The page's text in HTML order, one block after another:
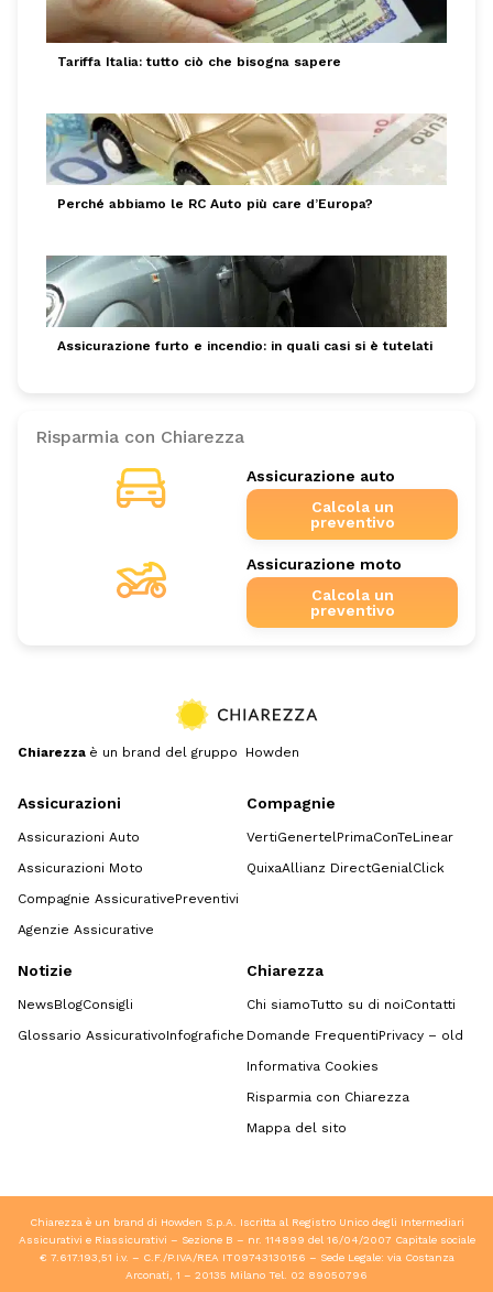
Tariffa Italia: tutto ciò che bisogna sapere
Perché abbiamo le RC Auto più care d’Europa?
Assicurazione furto e incendio: in quali casi si è tutelati
Risparmia con Chiarezza
Assicurazione auto
Calcola un
preventivo
Assicurazione moto
Calcola un
preventivo
Chiarezza è un brand del gruppo Howden
Assicurazioni
Assicurazioni Auto
Assicurazioni Moto
Compagnie AssicurativePreventivi
Agenzie Assicurative
Compagnie
VertiGenertelPrimaConTeLinear
QuixaAllianz DirectGenialClick
Notizie
NewsBlogConsigli
Glossario AssicurativoInfografiche
Chiarezza
Chi siamoTutto su di noiContatti
Domande FrequentiPrivacy – old
Informativa Cookies
Risparmia con Chiarezza
Mappa del sito
Chiarezza è un brand di Howden S.p.A. Iscritta al Registro Unico degli Intermediari
Assicurativi e Riassicurativi – Sezione B – nr. 114899 del 16/04/2007 Capitale sociale
€ 7.617.193,51 i.v. – C.F./P.IVA/REA IT09743130156 – Sede Legale: via Costanza
Arconati, 1 – 20135 Milano Tel. 02 89050796